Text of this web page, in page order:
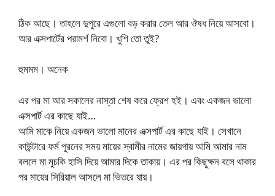
ঠিক আছে। তাহলে দুপুরে এগুলো বড় করার তেল আর ঔষধ নিয়ে আসবো।
আর এক্সপার্টের পরামর্শ নিবো। খুশি তো তুই?
হুমমম। অনেক
এর পর মা আর সকালের নাস্তা শেষ করে ফ্রেশ হই। এবং একজন ভালো
এক্সপার্ট এর কাছে যাই…
আমি মাকে নিয়ে একজন ভালো মানের এক্সপার্ট এর কাছে যাই। সেখানে
কাউন্টারে ফর্ম পূরনের সময় মায়ের স্বামীর নামের জায়গায় আমি আমার নাম
বললে মা মুচকি হাসি দিয়ে আমার দিকে তাকায়। এর পর কিছুক্ষন বসে থাকার
পর মায়ের সিরিয়াল আসলে মা ভিতরে যায়।